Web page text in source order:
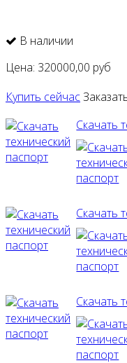
В наличии
Цена: 320000,00 руб
Купить сейчас
Скачать
Скачать
Скачать